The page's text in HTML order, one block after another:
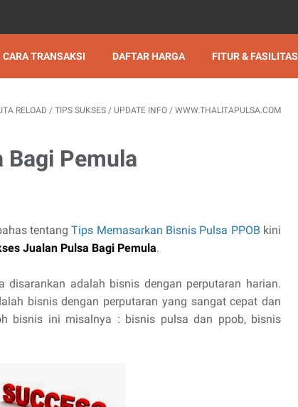
CARA TRANSAKSI DAFTAR HARGA FITUR & FASILITAS
RELOAD / TIPS SUKSES / UPDATE INFO / WWW.THALITAPULSA.COM
Bagi Pemula
tentangTips Memasarkan Bisnis Pulsa PPOB kini
Jualan Pulsa Bagi Pemula.
adalah bisnis dengan perputaran harian.
bisnis dengan perputaran yang sangat cepat dan
bisnis ini misalnya : bisnis pulsa dan ppob, bisnis